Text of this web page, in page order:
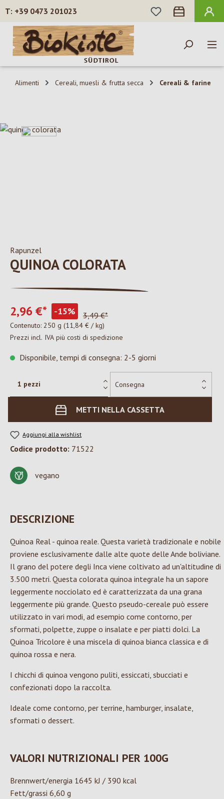
Passa al contenuto principale
+39 0473 201023
HAI 0 ARTICOLI
Alimenti Cereali, muesli & frutta secca Cereali & farine
Salta la galleria di immagini
Rapunzel
QUINOA COLORATA
2,96 €* -15% 3,49 €*
Contenuto: 250 g (11,84 € / kg)
Prezzi incl. IVA più costi di spedizione
Disponibile, tempi di consegna: 2-5 giorni
METTI NELLA CASSETTA
Aggiungi alla wishlist
Codice prodotto: 71522
vegano
DESCRIZIONE
Quinoa Real - quinoa reale. Questa varietà tradizionale e nobile
proviene esclusivamente dalle alte quote delle Ande boliviane.
Il grano del potere degli Inca viene coltivato ad un'altitudine di
3.500 metri. Questa colorata quinoa integrale ha un sapore
leggermente nocciolato ed è caratterizzata da una grana
leggermente più grande. Questo pseudo-cereale può essere
utilizzato in vari modi, ad esempio come contorno, per
sformati, polpette, zuppe o insalate e per piatti dolci. La
Quinoa Tricolore è una miscela di quinoa bianca classica e di
quinoa rossa e nera.
I chicchi di quinoa vengono puliti, essiccati, sbucciati e
confezionati dopo la raccolta.
Ideale come contorno, per terrine, hamburger, insalate,
sformati o dessert.
VALORI NUTRIZIONALI PER 100G
Brennwert/energia 1645 kJ / 390 kcal
Fett/grassi 6,60 g